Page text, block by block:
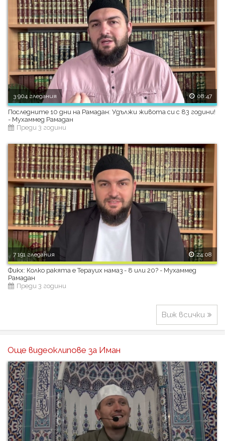
3 904 гледания 08:47
Последните 10 дни на Рамадан: Удължи живота си с 83 години!
- Мухаммед Рамадан
Преди 3 години
7 191 гледания 24:08
Фикх: Колко ракята е Терауих намаз - 8 или 20? - Мухаммед
Рамадан
Преди 3 години
Виж всички
Още видеоклипове за Иман